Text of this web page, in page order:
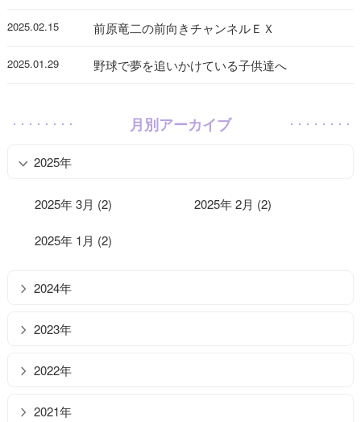
2025.02.15 前原竜二の前向きチャンネルＥＸ
2025.01.29 野球で夢を追いかけている子供達へ
月別アーカイブ
2025年
2025年 3月 (2) 2025年 2月 (2)
2025年 1月 (2)
2024年
2023年
2022年
2021年